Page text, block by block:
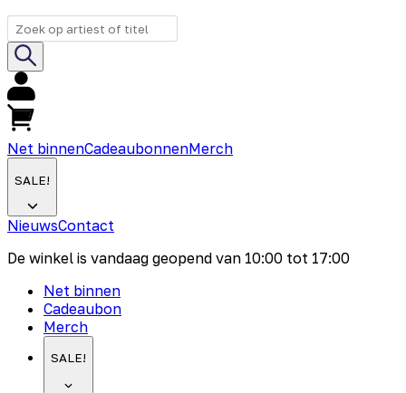
Net binnenCadeaubonnenMerch
SALE!
NieuwsContact
De winkel is vandaag geopend van 10:00 tot 17:00
Net binnen
Cadeaubon
Merch
SALE!